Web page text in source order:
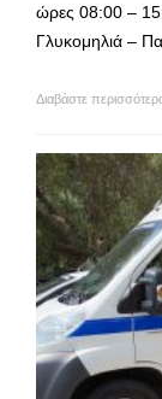
ώρες 08:00 –
Γλυκομηλιά –
Διαβάστε